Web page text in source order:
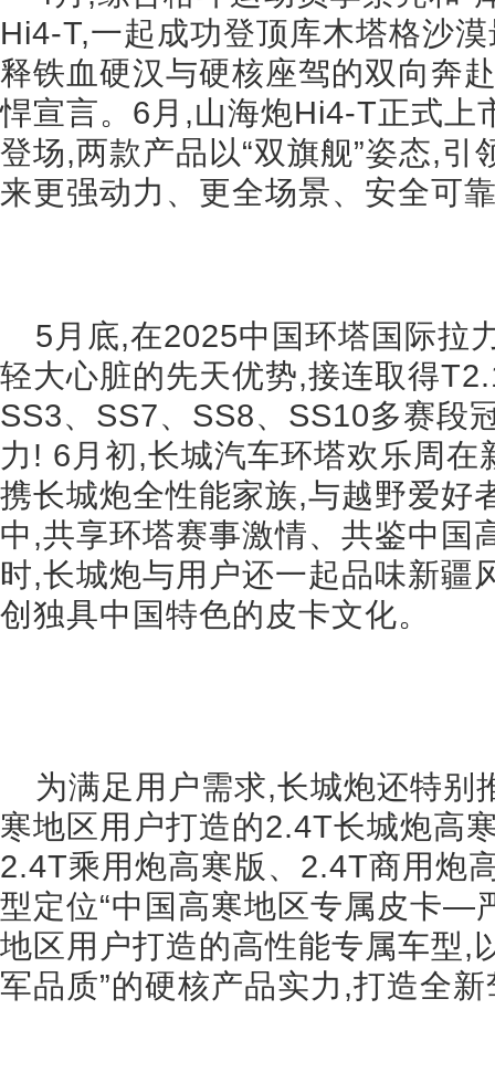
Hi4-T,一起成功登顶库木塔格沙
释铁血硬汉与硬核座驾的双向奔
悍宣言。6月,山海炮Hi4-T正式上
登场,两款产品以“双旗舰”姿态,
来更强动力、更全场景、安全可
5月底,在2025中国环塔国际拉
轻大心脏的先天优势,接连取得
SS3、SS7、SS8、SS10多赛段
力! 6月初,长城汽车环塔欢乐周
携长城炮全性能家族,与越野爱好
中,共享环塔赛事激情、共鉴中国
时,长城炮与用户还一起品味新疆
创独具中国特色的皮卡文化。
为满足用户需求,长城炮还特别
寒地区用户打造的2.4T长城炮高
2.4T乘用炮高寒版、2.4T商用炮
型定位“中国高寒地区专属皮卡—
地区用户打造的高性能专属车型,
军品质”的硬核产品实力,打造全